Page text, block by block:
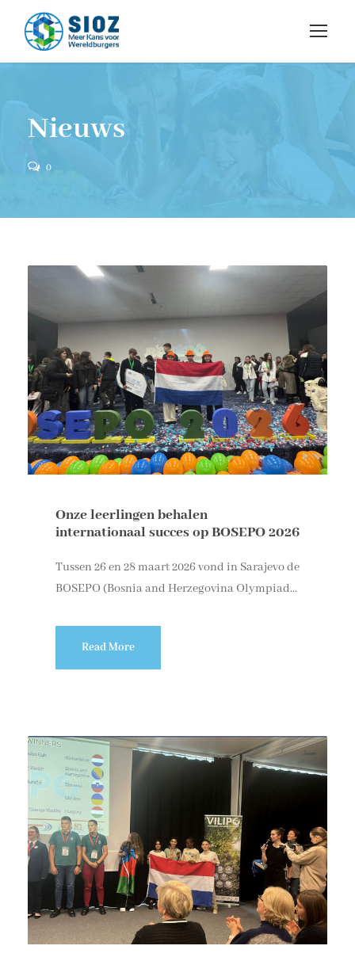
Nieuws
0
Onze leerlingen behalen
internationaal succes op BOSEPO 2026
Tussen 26 en 28 maart 2026 vond in Sarajevo de
BOSEPO (Bosnia and Herzegovina Olympiad...
Read More